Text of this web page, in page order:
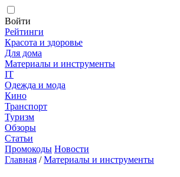
Войти
Рейтинги
Красота и здоровье
Для дома
Материалы и инструменты
IT
Одежда и мода
Кино
Транспорт
Туризм
Обзоры
Статьи
Промокоды Новости
Главная /Материалы и инструменты